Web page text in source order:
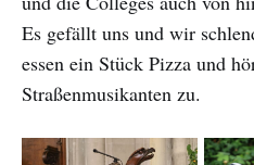
Es gefällt uns und wir
essen ein Stück Pizza und
Straßenmusikanten zu.